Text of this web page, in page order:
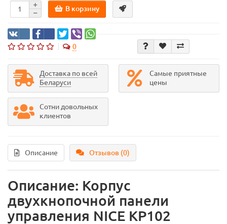
В корзину
0
Доставка по всей
Беларуси
Самые приятные
цены
Сотни довольных
клиентов
Описание Отзывов (0)
Описание: Корпус
двухкнопочной панели
управления NICE KP102